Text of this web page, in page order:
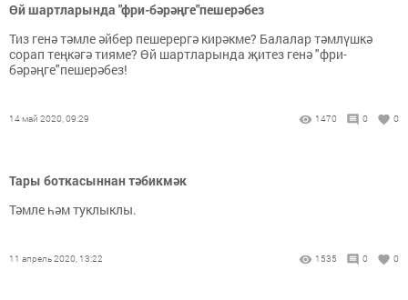
Өй шартларында "фри-бәрәңге"пешерәбез
Тиз генә тәмле әйбер пешерергә кирәкме? Балалар тәмлүшкә
сорап теңкәгә тияме? Өй шартларында җитез генә "фри-
бәрәңге"пешерәбез!
14 май 2020, 09:29 1470 0 0
Тары боткасыннан тәбикмәк
Тәмле һәм туклыклы.
11 апрель 2020, 13:22 1535 0 0